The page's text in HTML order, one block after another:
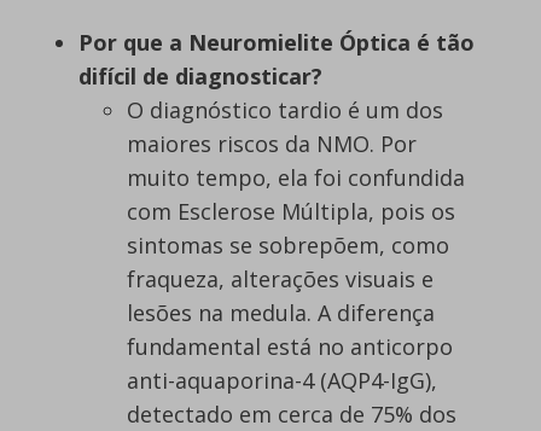
Por que a Neuromielite Óptica é tão
difícil de diagnosticar?
O diagnóstico tardio é um dos
maiores riscos da NMO. Por
muito tempo, ela foi confundida
com Esclerose Múltipla, pois os
sintomas se sobrepõem, como
fraqueza, alterações visuais e
lesões na medula. A diferença
fundamental está no anticorpo
anti-aquaporina-4 (AQP4-IgG),
detectado em cerca de 75% dos